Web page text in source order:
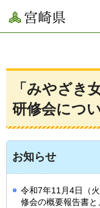
宮崎県
「みやざき
研修会につ
お知らせ
令和7年11月4日（
修会の概要報告書